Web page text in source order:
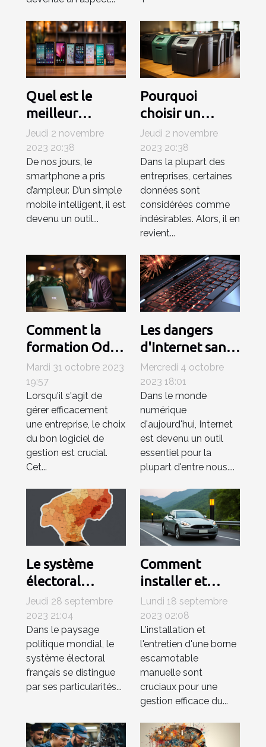
Quel est le
meilleur
smartphone en
janvier 2021 ?
Jeudi 2 novembre
2023 20:38
De nos jours, le
smartphone a pris
d’ampleur. D’un simple
mobile intelligent, il est
devenu un outil...
Pourquoi
choisir un
destructeur de
documents
pour la
surpression des
documents ?
Jeudi 2 novembre
2023 20:38
Dans la plupart des
entreprises, certaines
données sont
considérées comme
indésirables. Alors, il en
revient...
Comment la
formation Odoo
ERP peut
améliorer votre
entreprise
Mardi 31 octobre 2023
19:57
Lorsqu'il s'agit de
gérer efficacement
une entreprise, le choix
du bon logiciel de
gestion est crucial.
Cet...
Les dangers
d'Internet sans
antivirus:
comprendre les
risques
Mercredi 4 octobre
2023 18:01
Dans le monde
numérique
d'aujourd'hui, Internet
est devenu un outil
essentiel pour la
plupart d'entre nous....
Le système
électoral
français: une
analyse
approfondie
Jeudi 28 septembre
2023 21:04
Dans le paysage
politique mondial, le
système électoral
français se distingue
par ses particularités...
Comment
installer et
entretenir une
borne
escamotable
manuelle pour
la gestion du
trafic ?
Lundi 18 septembre
2023 02:08
L'installation et
l'entretien d'une borne
escamotable
manuelle sont
cruciaux pour une
gestion efficace du...